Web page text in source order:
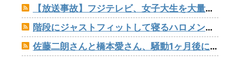
【放送事故】フジテレビ、女子大生を大量投入して闇深エロ番組www
階段にジャストフィットして寝るハロメンｗｗｗ
佐藤二朗さんと橋本愛さん、騒動1ヶ月後にそれぞれSNS復帰し初ツイートが出揃う